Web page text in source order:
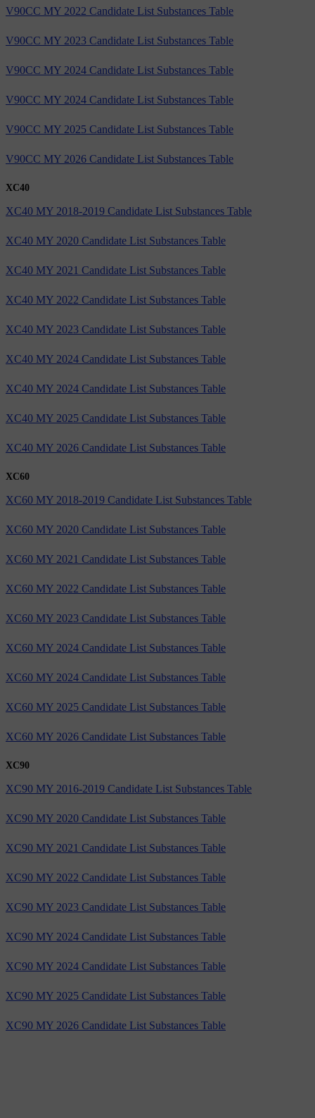
V90CC MY 2022 Candidate List Substances Table
V90CC MY 2023 Candidate List Substances Table
V90CC MY 2024 Candidate List Substances Table
V90CC MY 2024 Candidate List Substances Table
V90CC MY 2025 Candidate List Substances Table
V90CC MY 2026 Candidate List Substances Table
XC40
XC40 MY 2018-2019 Candidate List Substances Table
XC40 MY 2020 Candidate List Substances Table
XC40 MY 2021 Candidate List Substances Table
XC40 MY 2022 Candidate List Substances Table
XC40 MY 2023 Candidate List Substances Table
XC40 MY 2024 Candidate List Substances Table
XC40 MY 2024 Candidate List Substances Table
XC40 MY 2025 Candidate List Substances Table
XC40 MY 2026 Candidate List Substances Table
XC60
XC60 MY 2018-2019 Candidate List Substances Table
XC60 MY 2020 Candidate List Substances Table
XC60 MY 2021 Candidate List Substances Table
XC60 MY 2022 Candidate List Substances Table
XC60 MY 2023 Candidate List Substances Table
XC60 MY 2024 Candidate List Substances Table
XC60 MY 2024 Candidate List Substances Table
XC60 MY 2025 Candidate List Substances Table
XC60 MY 2026 Candidate List Substances Table
XC90
XC90 MY 2016-2019 Candidate List Substances Table
XC90 MY 2020 Candidate List Substances Table
XC90 MY 2021 Candidate List Substances Table
XC90 MY 2022 Candidate List Substances Table
XC90 MY 2023 Candidate List Substances Table
XC90 MY 2024 Candidate List Substances Table
XC90 MY 2024 Candidate List Substances Table
XC90 MY 2025 Candidate List Substances Table
XC90 MY 2026 Candidate List Substances Table